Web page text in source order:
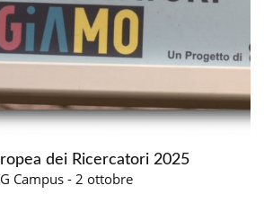
dei Ricercatori 2025
Campus - 2 ottobre